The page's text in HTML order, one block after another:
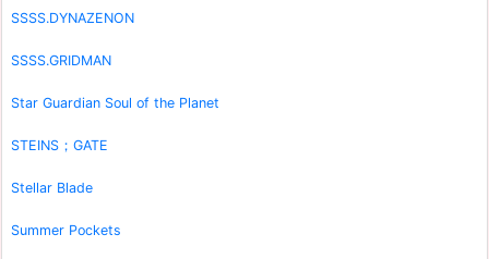
SSSS.DYNAZENON
SSSS.GRIDMAN
Star Guardian Soul of the Planet
STEINS；GATE
Stellar Blade
Summer Pockets